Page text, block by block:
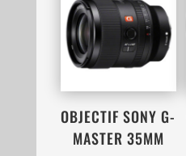
OBJECTIF SONY G-
MASTER 35MM